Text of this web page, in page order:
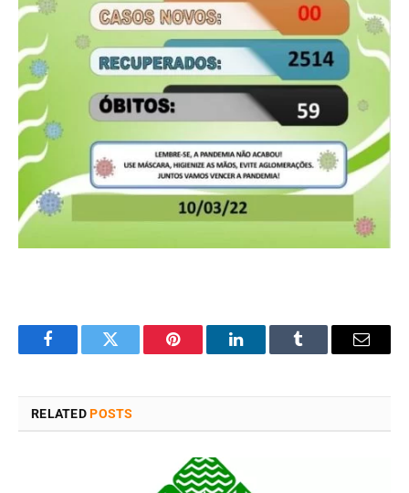
FacebookTwitter Pinterest LinkedInTumblr Email
RELATEDPOSTS